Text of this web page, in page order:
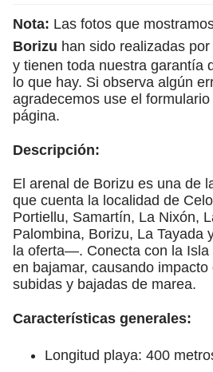
Nota: Las fotos que
Borizu han sido realizadas
y tienen toda nuestra garantía
lo que hay. Si observa algún
agradecemos use el
página.
Descripción:
El arenal de Borizu es una de
que cuenta la localidad de
Portiellu, Samartín, La Nixón,
Palombina, Borizu, La Tayada
la oferta—. Conecta con la Isla
en bajamar, causando
subidas y bajadas de marea.
Características generales:
Longitud playa: 400